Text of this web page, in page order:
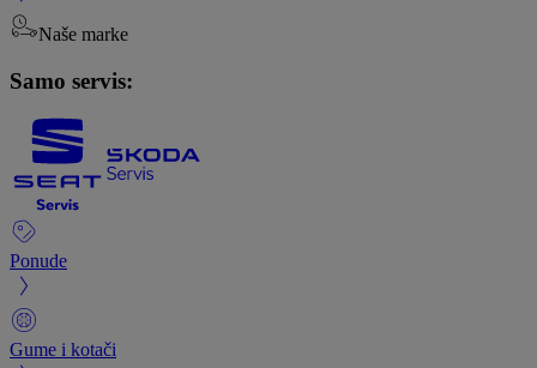
Naše marke
Samo servis:
Ponude
Gume i kotači